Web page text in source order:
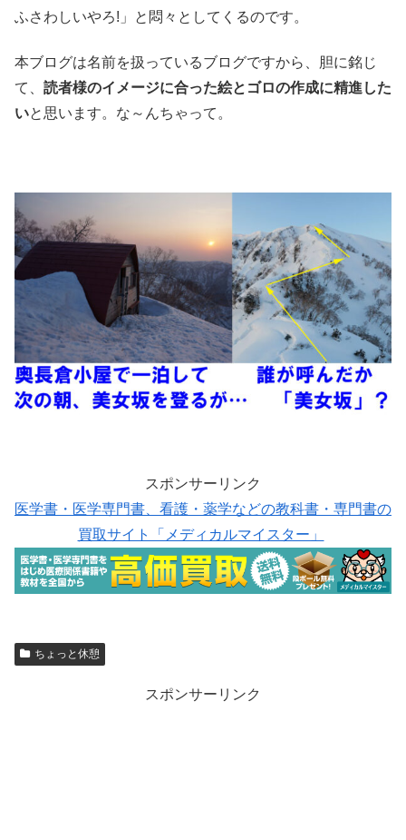
ふさわしいやろ!」と悶々としてくるのです。
本ブログは名前を扱っているブログですから、胆に銘じ
て、 読者様のイメージに合った絵とゴロの作成に精進した
いと思います。な～んちゃって。
スポンサーリンク
医学書・医学専門書、看護・薬学などの教科書・専門書の
買取サイト「メディカルマイスター」
ちょっと休憩
スポンサーリンク